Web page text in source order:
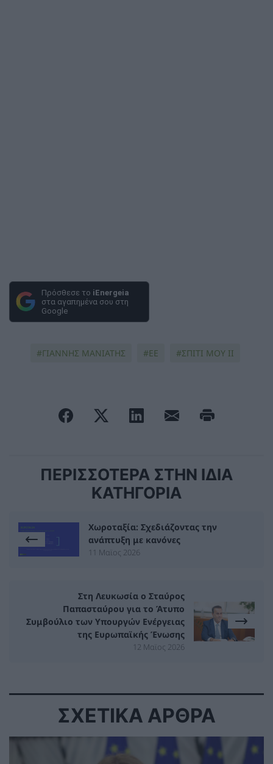
Πρόσθεσε το iEnergeia
στα αγαπημένα σου στη
Google
ΓΙΑΝΝΗΣ ΜΑΝΙΑΤΗΣ ΕΕ ΣΠΙΤΙ ΜΟΥ ΙΙ
ΠΕΡΙΣΣΟΤΕΡΑ ΣΤΗΝ ΙΔΙΑ
ΚΑΤΗΓΟΡΙΑ
Χωροταξία: Σχεδιάζοντας την
ανάπτυξη με κανόνες
11 Μαϊος 2026
Στη Λευκωσία ο Σταύρος
Παπασταύρου για το Άτυπο
Συμβούλιο των Υπουργών Ενέργειας
της Ευρωπαϊκής Ένωσης
12 Μαϊος 2026
ΣΧΕΤΙΚΑ ΑΡΘΡΑ